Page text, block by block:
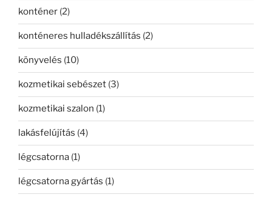
konténer (2)
konténeres hulladékszállítás (2)
könyvelés (10)
kozmetikai sebészet (3)
kozmetikai szalon (1)
lakásfelújítás (4)
légcsatorna (1)
légcsatorna gyártás (1)